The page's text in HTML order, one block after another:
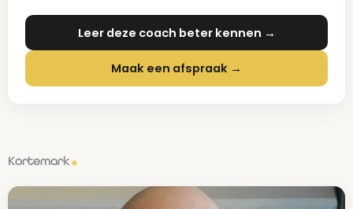
Leer deze coach beter kennen →
Maak een afspraak →
Kortemark